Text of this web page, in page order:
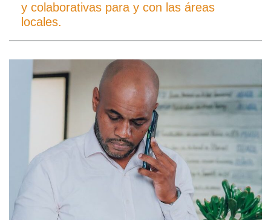
y colaborativas para y con las áreas
locales.